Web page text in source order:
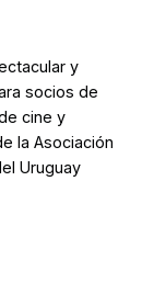
y
socios de
cine y
la Asociación
Uruguay